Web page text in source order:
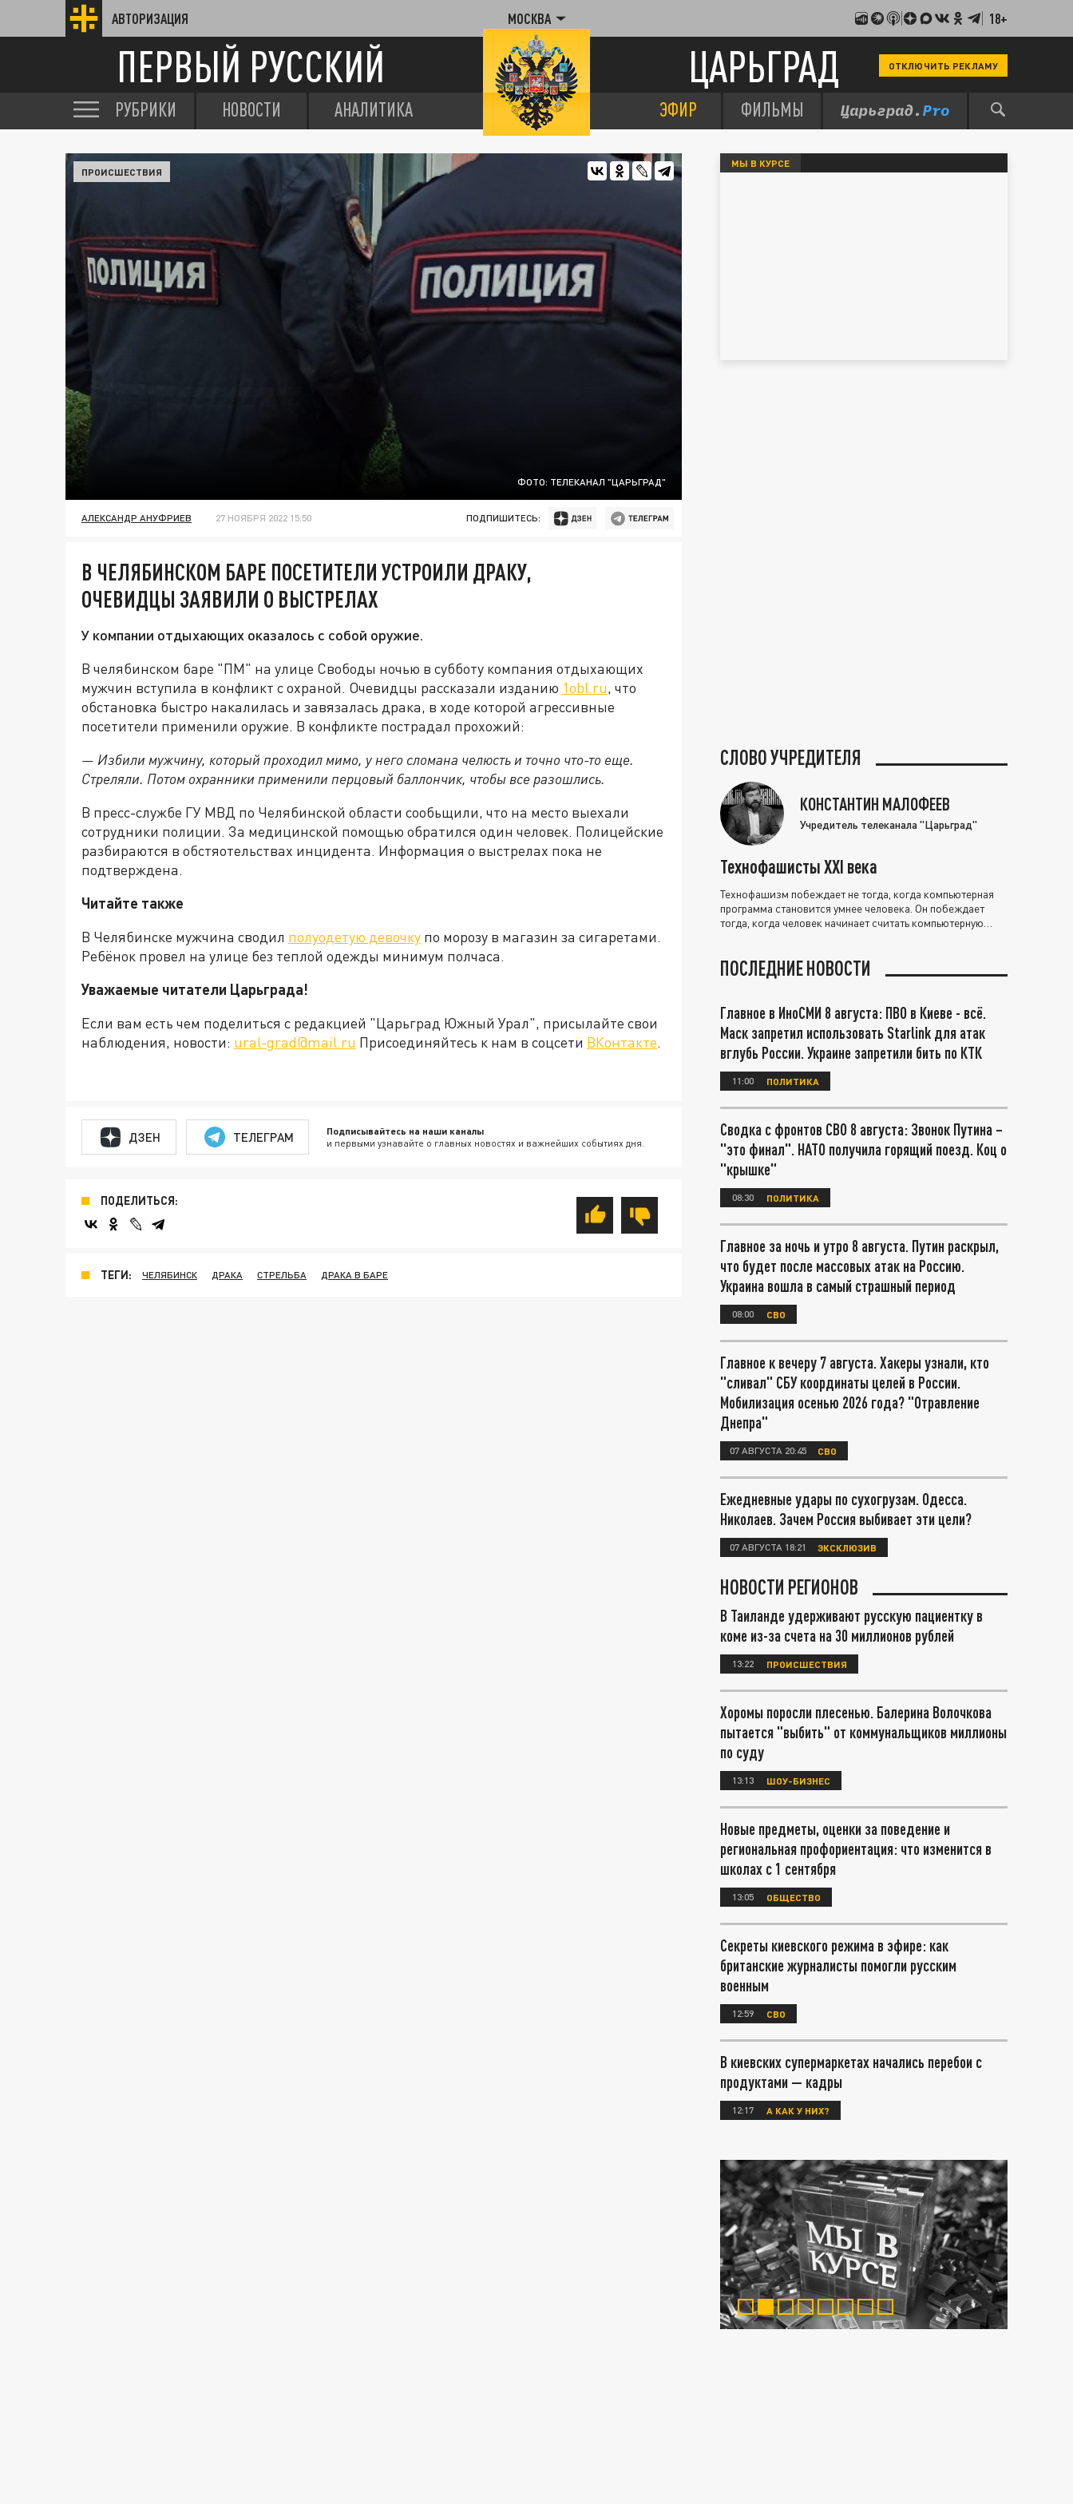
АВТОРИЗАЦИЯ МОСКВА 18+
ПЕРВЫЙ РУССКИЙ ЦАРЬГРАД ОТКЛЮЧИТЬ РЕКЛАМУ
РУБРИКИ НОВОСТИ АНАЛИТИКА ЭФИР ФИЛЬМЫ
ФОТО: ТЕЛЕКАНАЛ "ЦАРЬГРАД"
ПРОИСШЕСТВИЯ
АЛЕКСАНДР АНУФРИЕВ 27 НОЯБРЯ 2022 15:50 ПОДПИШИТЕСЬ:
В ЧЕЛЯБИНСКОМ БАРЕ ПОСЕТИТЕЛИ УСТРОИЛИ ДРАКУ,
ОЧЕВИДЦЫ ЗАЯВИЛИ О ВЫСТРЕЛАХ
У компании отдыхающих оказалось с собой оружие.
В челябинском баре "ПМ" на улице Свободы ночью в субботу компания отдыхающих
мужчин вступила в конфликт с охраной. Очевидцы рассказали изданию 1obl.ru, что
обстановка быстро накалилась и завязалась драка, в ходе которой агрессивные
посетители применили оружие. В конфликте пострадал прохожий:
— Избили мужчину, который проходил мимо, у него сломана челюсть и точно что-то еще.
Стреляли. Потом охранники применили перцовый баллончик, чтобы все разошлись.
В пресс-службе ГУ МВД по Челябинской области сообьщили, что на место выехали
сотрудники полиции. За медицинской помощью обратился один человек. Полицейские
разбираются в обстяотельствах инцидента. Информация о выстрелах пока не
подтверждена.
Читайте также
В Челябинске мужчина сводил полуодетую девочку по морозу в магазин за сигаретами.
Ребёнок провел на улице без теплой одежды минимум полчаса.
Уважаемые читатели Царьграда!
Если вам есть чем поделиться с редакцией "Царьград Южный Урал", присылайте свои
наблюдения, новости: ural-grad@mail.ru Присоединяйтесь к нам в соцсети ВКонтакте.
ДЗЕН ТЕЛЕГРАМ Подписывайтесь на наши каналы
и первыми узнавайте о главных новостях и важнейших событиях дня.
ПОДЕЛИТЬСЯ:
ТЕГИ: ЧЕЛЯБИНСК ДРАКА СТРЕЛЬБА ДРАКА В БАРЕ
МЫ В КУРСЕ
СЛОВО УЧРЕДИТЕЛЯ
КОНСТАНТИН МАЛОФЕЕВ
Учредитель телеканала "Царьград"
Технофашисты XXI века
Технофашизм побеждает не тогда, когда компьютерная
программа становится умнее человека. Он побеждает
тогда, когда человек начинает считать компьютерную
ПОСЛЕДНИЕ НОВОСТИ
Главное в ИноСМИ 8 августа: ПВО в Киеве - всё.
Маск запретил использовать Starlink для атак
вглубь России. Украине запретили бить по КТК
11:00 ПОЛИТИКА
Сводка с фронтов СВО 8 августа: Звонок Путина –
"это финал". НАТО получила горящий поезд. Коц о
"крышке"
08:30 ПОЛИТИКА
Главное за ночь и утро 8 августа. Путин раскрыл,
что будет после массовых атак на Россию.
Украина вошла в самый страшный период
08:00 СВО
Главное к вечеру 7 августа. Хакеры узнали, кто
"сливал" СБУ координаты целей в России.
Мобилизация осенью 2026 года? "Отравление
Днепра"
07 АВГУСТА 20:45 СВО
Ежедневные удары по сухогрузам. Одесса.
Николаев. Зачем Россия выбивает эти цели?
07 АВГУСТА 18:21 ЭКСКЛЮЗИВ
НОВОСТИ РЕГИОНОВ
В Таиланде удерживают русскую пациентку в
коме из-за счета на 30 миллионов рублей
13:22 ПРОИСШЕСТВИЯ
Хоромы поросли плесенью. Балерина Волочкова
пытается "выбить" от коммунальщиков миллионы
по суду
13:13 ШОУ-БИЗНЕС
Новые предметы, оценки за поведение и
региональная профориентация: что изменится в
школах с 1 сентября
13:05 ОБЩЕСТВО
Секреты киевского режима в эфире: как
британские журналисты помогли русским
военным
12:59 СВО
В киевских супермаркетах начались перебои с
продуктами — кадры
12:17 А КАК У НИХ?